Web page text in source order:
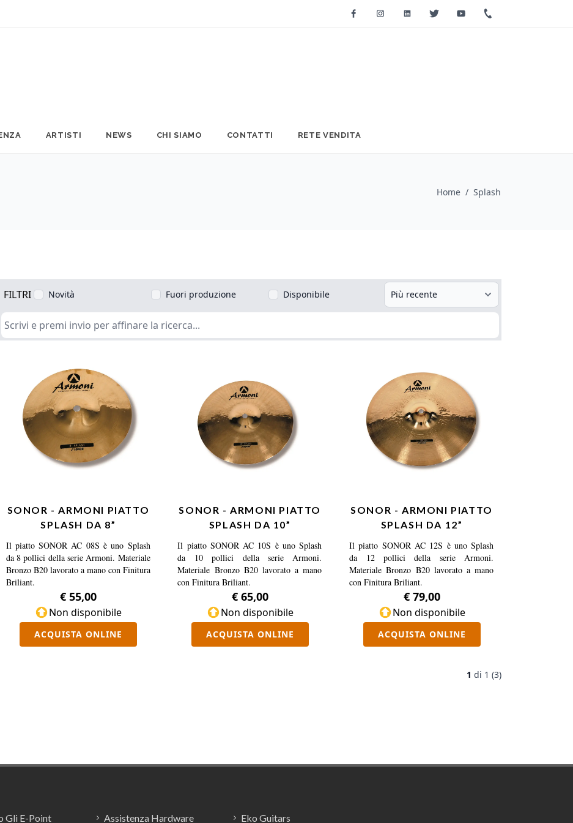
FacebookInstagramLinkedinTwitter Youtube
ARTISTI NEWS CHI SIAMO CONTATTI RETE VENDITA
Home / Splash
FILTRI Novità Fuori produzione Disponibile
SONOR - ARMONI PIATTO
SPLASH DA 8”
Il piatto SONOR AC 08S è uno Splash
da 8 pollici della serie Armoni. Materiale
Bronzo B20 lavorato a mano con Finitura
Briliant.
€ 55,00
Non disponibile
ACQUISTA ONLINE
SONOR - ARMONI PIATTO
SPLASH DA 10”
Il piatto SONOR AC 10S è uno Splash
da 10 pollici della serie Armoni.
Materiale Bronzo B20 lavorato a mano
con Finitura Briliant.
€ 65,00
Non disponibile
ACQUISTA ONLINE
SONOR - ARMONI PIATTO
SPLASH DA 12”
Il piatto SONOR AC 12S è uno Splash
da 12 pollici della serie Armoni.
Materiale Bronzo B20 lavorato a mano
con Finitura Briliant.
€ 79,00
Non disponibile
ACQUISTA ONLINE
1 di 1 (3)
Gli E-Point
Assistenza Hardware
Eko Guitars